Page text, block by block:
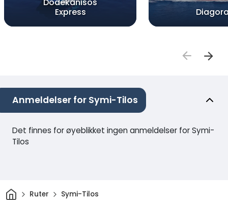
Express
Anmeldelser for Symi-Tilos
Det finnes for øyeblikket ingen anmeldelser for Symi-
Tilos
HjemRuter Symi-Tilos